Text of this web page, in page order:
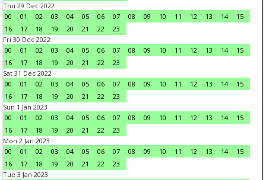
Thu 29 Dec 2022
00
01 02 03 04 05 06 07 08 09 10 11 12 13 14
15
16
17 18 19 20 21 22
23
Fri 30 Dec 2022
00
01 02 03 04 05 06 07 08 09 10 11 12 13 14
15
16
17 18 19 20 21 22
23
Sat 31 Dec 2022
00
01 02 03 04 05 06 07 08 09 10 11 12 13 14
15
16
17 18 19 20 21 22
23
Sun 1 Jan 2023
00
01 02 03 04 05 06 07 08 09 10 11 12 13 14
15
16
17 18 19 20 21 22
23
Mon 2 Jan 2023
00
01 02 03 04 05 06 07 08 09 10 11 12 13 14
15
16
17 18 19 20 21 22
23
Tue 3 Jan 2023